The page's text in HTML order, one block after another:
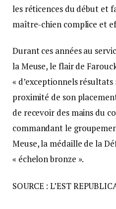
les réticences du début et
maître-chien complice et
Durant ces années au
la Meuse, le flair de
« d’exceptionnels
proximité de son
de recevoir des mains du
commandant le
Meuse, la médaille de la
« échelon bronze ».
SOURCE : L’EST